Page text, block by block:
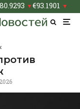
80.9293 ▼€93.1901 ▼